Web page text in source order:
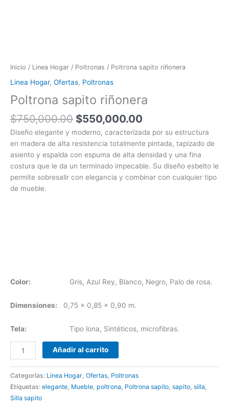
Inicio / Linea Hogar / Poltronas / Poltrona sapito riñonera
Linea Hogar, Ofertas, Poltronas
Poltrona sapito riñonera
$750,000.00 $550,000.00
Diseño elegante y moderno, caracterizada por su estructura
en madera de alta resistencia totalmente pintada, tapizado de
asiento y espalda con espuma de alta densidad y una fina
costura que le da un terminado impecable. Su diseño esbelto le
permite sobresalir con elegancia y combinar con cualquier tipo
de mueble.
Color: Gris, Azul Rey, Blanco, Negro, Palo de rosa.
Dimensiones: 0,75 x 0,85 x 0,90 m.
Tela: Tipo lona, Sintéticos, microfibras.
Añadir al carrito
Categorías: Linea Hogar Ofertas Poltronas
Etiquetas: elegante Mueble poltrona Poltrona sapito sapito silla
Silla sapito